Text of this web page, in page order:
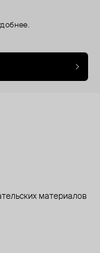
материалов